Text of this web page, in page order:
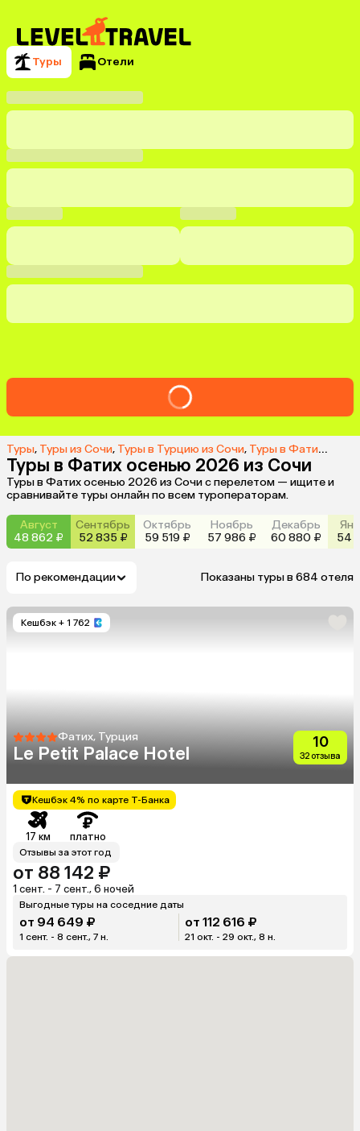
Туры Отели
Туры, Туры из Сочи, Туры в Турцию из Сочи, Туры в Фатих из Сочи
Туры в Фатих осенью 2026 из Сочи
Туры в Фатих осенью 2026 из Сочи с перелетом — ищите и
сравнивайте туры онлайн по всем туроператорам.
Август
48 862 ₽
Сентябрь
52 835 ₽
Октябрь
59 519 ₽
Ноябрь
57 986 ₽
Декабрь
60 880 ₽
54
По рекомендации Показаны туры в 684 отеля
Кешбэк + 1 762
Фатих, Турция
Le Petit Palace Hotel
10
32 отзыва
Кешбэк 4% по карте Т-Банка
17 км платно
Отзывы за этот год
от 88 142 ₽
1 сент. - 7 сент., 6 ночей
Выгодные туры на соседние даты
от 94 649 ₽
1 сент. - 8 сент., 7 н.
от 112 616 ₽
21 окт. - 29 окт., 8 н.